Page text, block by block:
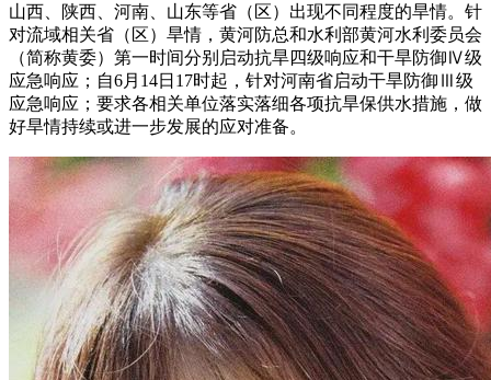
山西、陕西、河南、山东等省（区）出现不同程度的旱情。针
对流域相关省（区）旱情，黄河防总和水利部黄河水利委员会
（简称黄委）第一时间分别启动抗旱四级响应和干旱防御Ⅳ级
应急响应；自6月14日17时起，针对河南省启动干旱防御Ⅲ级
应急响应；要求各相关单位落实落细各项抗旱保供水措施，做
好旱情持续或进一步发展的应对准备。